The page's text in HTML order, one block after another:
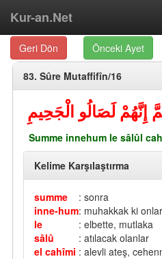
Kur-an.Net
Geri Dön Önceki Ayet
83. Sûre Mutaffifîn/16
إِنَّهُمْ لَصَالُو الْجَحِيمِ
Summe innehum le sâlûl
Kelime Karşılaştırma
summe
: sonra
inne-hum: muhakkak ki onlar
le
: elbette, mutlaka
sâlû
: atılacak olanlar
el cahîmi : alevli ateş,